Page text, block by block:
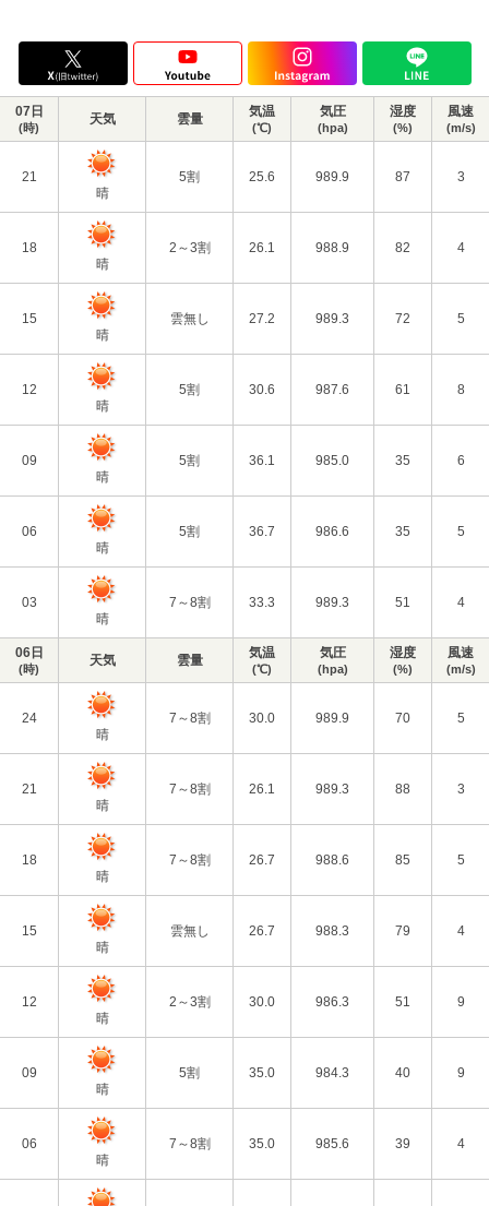
07日
(時)
天気 雲量 気温
(℃)
気圧
(hpa)
湿度
(%)
風速
(m/s)
21
晴
5割 25.6 989.9 87 3
18
晴
2～3割 26.1 988.9 82 4
15
晴
雲無し 27.2 989.3 72 5
12
晴
5割 30.6 987.6 61 8
09
晴
5割 36.1 985.0 35 6
06
晴
5割 36.7 986.6 35 5
03
晴
7～8割 33.3 989.3 51 4
06日
(時)
天気 雲量 気温
(℃)
気圧
(hpa)
湿度
(%)
風速
(m/s)
24
晴
7～8割 30.0 989.9 70 5
21
晴
7～8割 26.1 989.3 88 3
18
晴
7～8割 26.7 988.6 85 5
15
晴
雲無し 26.7 988.3 79 4
12
晴
2～3割 30.0 986.3 51 9
09
晴
5割 35.0 984.3 40 9
06
晴
7～8割 35.0 985.6 39 4